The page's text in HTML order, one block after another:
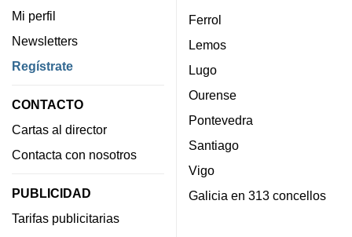
Mi perfil
Newsletters
Regístrate
CONTACTO
Cartas al director
Contacta con nosotros
PUBLICIDAD
Tarifas publicitarias
Ferrol
Lemos
Lugo
Ourense
Pontevedra
Santiago
Vigo
Galicia en 313 concellos